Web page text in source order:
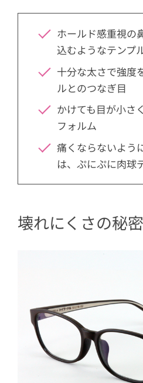
ホールド感重視の
込むようなテンプ
十分な太さで強度
ルとのつなぎ目
かけても目が小さ
フォルム
痛くならないよう
は、ぷにぷに肉球
壊れにくさの秘密